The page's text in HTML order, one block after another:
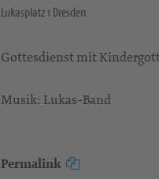
Lukasplatz 1 Dresden
Gottesdienst mit
Musik: Lukas-Band
Permalink